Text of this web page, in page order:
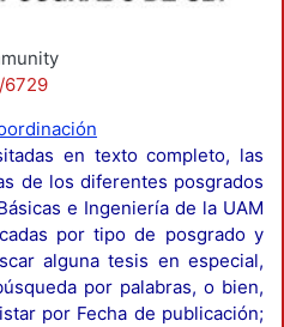
6729
en texto completo, las
de los diferentes posgrados
e Ingeniería de la UAM
por tipo de posgrado y
alguna tesis en especial,
por palabras, o bien,
por Fecha de publicación;